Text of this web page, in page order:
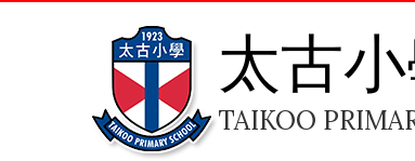
太古
TAIKOO